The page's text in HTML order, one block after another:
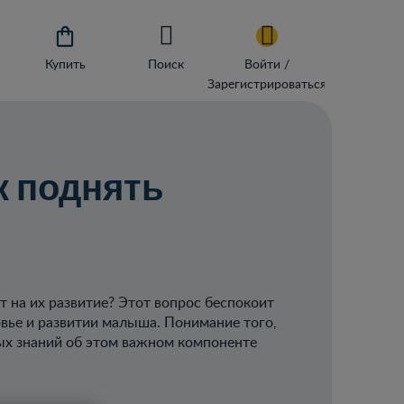

Купить Поиск
Войти /
Зарегистрироваться
поднять
их развитие? Этот вопрос беспокоит
и развитии малыша. Понимание того,
знаний об этом важном компоненте